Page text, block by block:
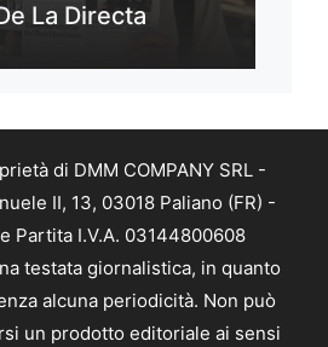
La Directa
di DMM COMPANY SRL -
II, 13, 03018 Paliano (FR) -
Partita I.V.A. 03144800608
testata giornalistica, in quanto
alcuna periodicità. Non può
un prodotto editoriale ai sensi